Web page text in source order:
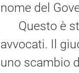
nome del
Questo è
avvocati. Il
uno scambio